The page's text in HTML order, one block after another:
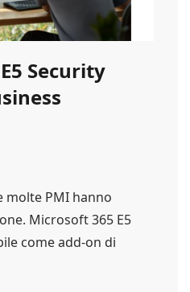
Security
molte PMI hanno
Microsoft 365 E5
come add-on di